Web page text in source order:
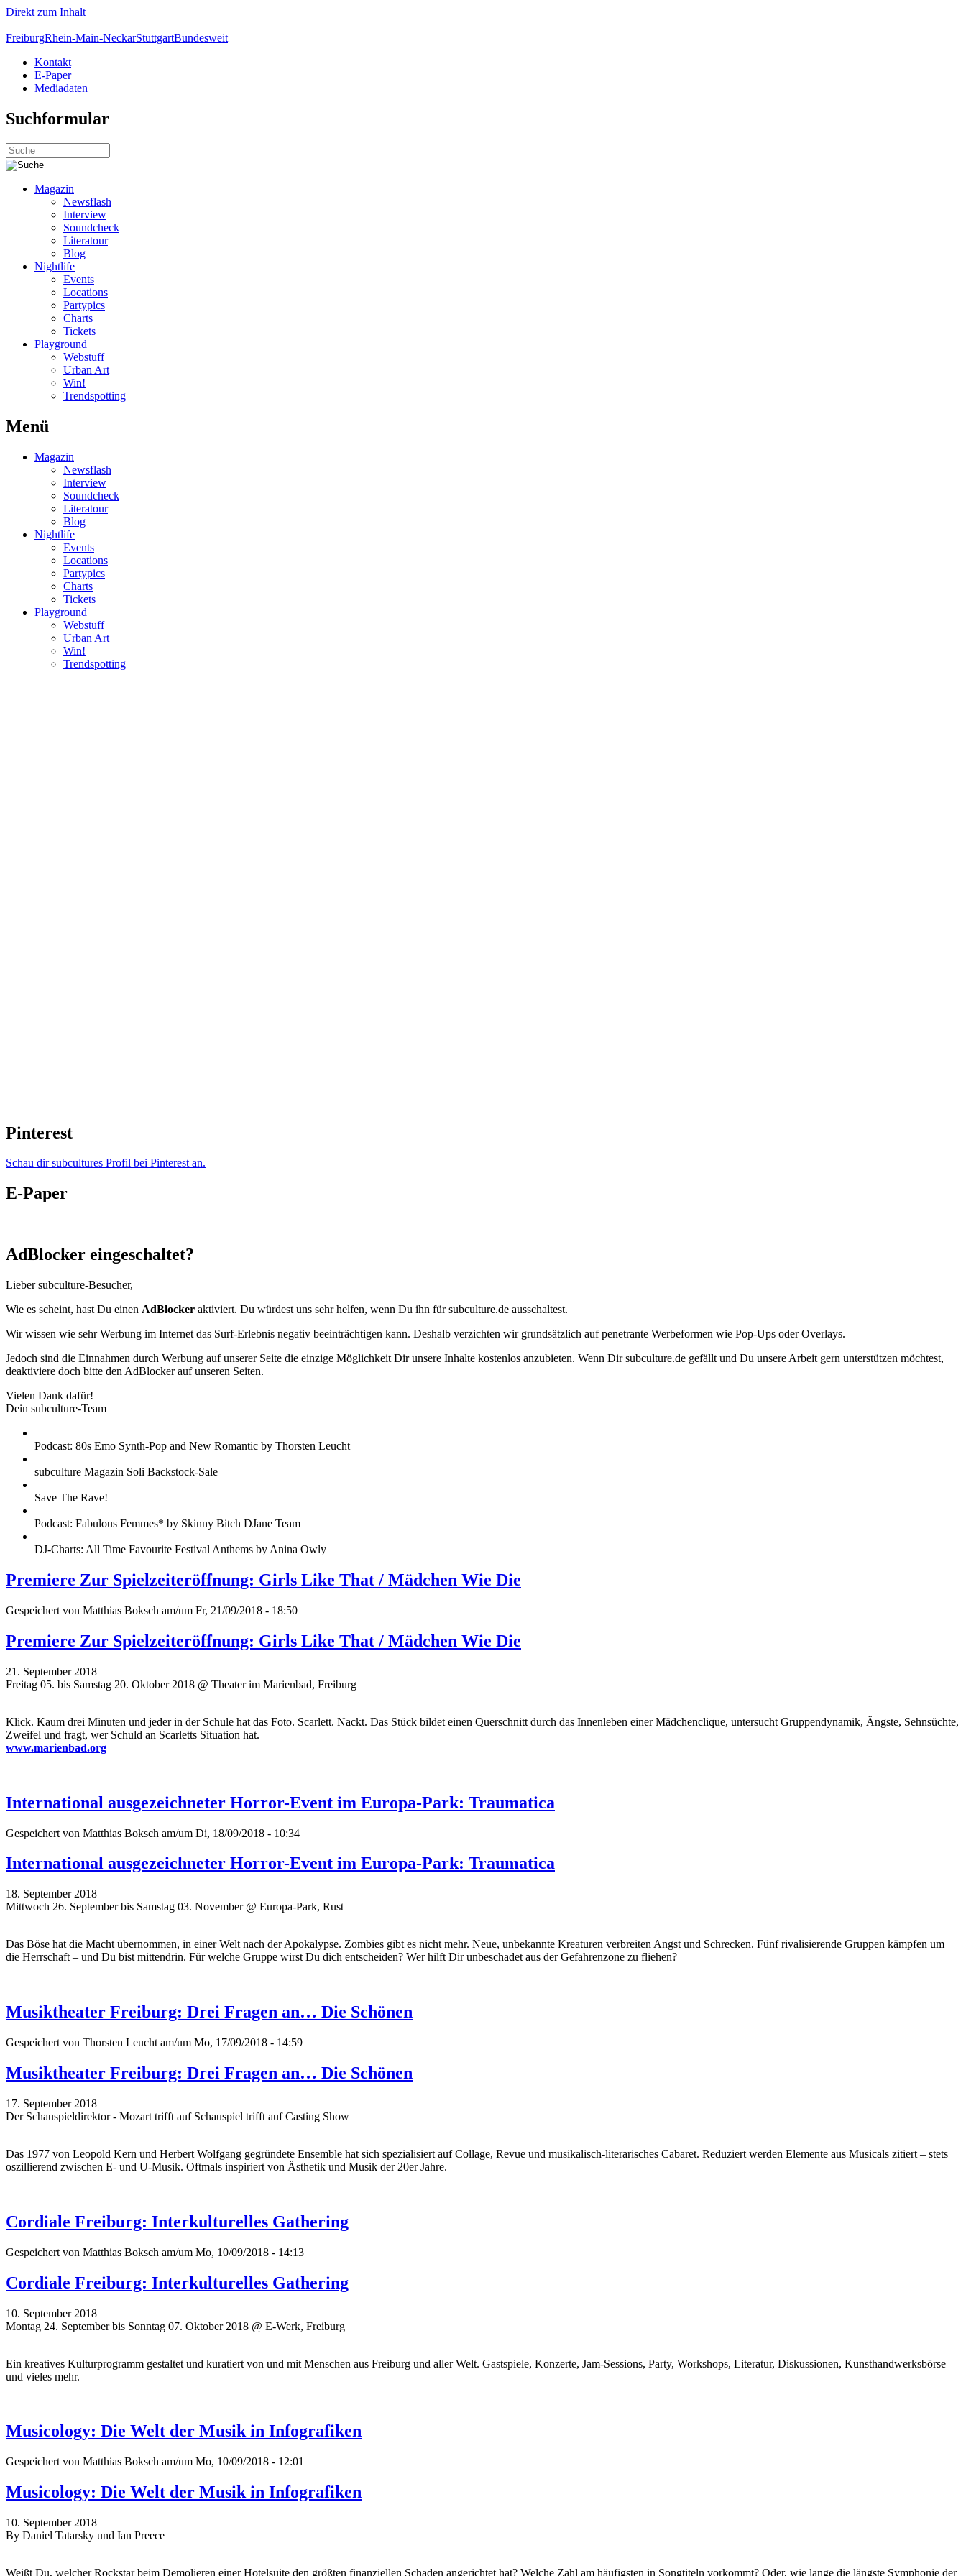
Direkt zum Inhalt
FreiburgRhein-Main-NeckarStuttgartBundesweit
Kontakt
E-Paper
Mediadaten
Suchformular
Magazin
Newsflash
Interview
Soundcheck
Literatour
Blog
Nightlife
Events
Locations
Partypics
Charts
Tickets
Playground
Webstuff
Urban Art
Win!
Trendspotting
Menü
Magazin
Newsflash
Interview
Soundcheck
Literatour
Blog
Nightlife
Events
Locations
Partypics
Charts
Tickets
Playground
Webstuff
Urban Art
Win!
Trendspotting
Pinterest
Schau dir subcultures Profil bei Pinterest an.
E-Paper
AdBlocker eingeschaltet?
Lieber subculture-Besucher,
Wie es scheint, hast Du einen AdBlocker aktiviert. Du würdest uns sehr helfen, wenn Du ihn für subculture.de ausschaltest.
Wir wissen wie sehr Werbung im Internet das Surf-Erlebnis negativ beeinträchtigen kann. Deshalb verzichten wir grundsätzlich auf penetrante Werbeformen wie Pop-Ups oder Overlays.
Jedoch sind die Einnahmen durch Werbung auf unserer Seite die einzige Möglichkeit Dir unsere Inhalte kostenlos anzubieten. Wenn Dir subculture.de gefällt und Du unsere Arbeit gern unterstützen möchtest,
deaktiviere doch bitte den AdBlocker auf unseren Seiten.
Vielen Dank dafür!
Dein subculture-Team
Podcast: 80s Emo Synth-Pop and New Romantic by Thorsten Leucht
subculture Magazin Soli Backstock-Sale
Save The Rave!
Podcast: Fabulous Femmes* by Skinny Bitch DJane Team
DJ-Charts: All Time Favourite Festival Anthems by Anina Owly
Premiere Zur Spielzeiteröffnung: Girls Like That / Mädchen Wie Die
Gespeichert von Matthias Boksch am/um Fr, 21/09/2018 - 18:50
Premiere Zur Spielzeiteröffnung: Girls Like That / Mädchen Wie Die
21. September 2018
Freitag 05. bis Samstag 20. Oktober 2018 @ Theater im Marienbad, Freiburg
Klick. Kaum drei Minuten und jeder in der Schule hat das Foto. Scarlett. Nackt. Das Stück bildet einen Querschnitt durch das Innenleben einer Mädchenclique, untersucht Gruppendynamik, Ängste, Sehnsüchte,
Zweifel und fragt, wer Schuld an Scarletts Situation hat.
www.marienbad.org
International ausgezeichneter Horror-Event im Europa-Park: Traumatica
Gespeichert von Matthias Boksch am/um Di, 18/09/2018 - 10:34
International ausgezeichneter Horror-Event im Europa-Park: Traumatica
18. September 2018
Mittwoch 26. September bis Samstag 03. November @ Europa-Park, Rust
Das Böse hat die Macht übernommen, in einer Welt nach der Apokalypse. Zombies gibt es nicht mehr. Neue, unbekannte Kreaturen verbreiten Angst und Schrecken. Fünf rivalisierende Gruppen kämpfen um
die Herrschaft – und Du bist mittendrin. Für welche Gruppe wirst Du dich entscheiden? Wer hilft Dir unbeschadet aus der Gefahrenzone zu fliehen?
Musiktheater Freiburg: Drei Fragen an… Die Schönen
Gespeichert von Thorsten Leucht am/um Mo, 17/09/2018 - 14:59
Musiktheater Freiburg: Drei Fragen an… Die Schönen
17. September 2018
Der Schauspieldirektor - Mozart trifft auf Schauspiel trifft auf Casting Show
Das 1977 von Leopold Kern und Herbert Wolfgang gegründete Ensemble hat sich spezialisiert auf Collage, Revue und musikalisch-literarisches Cabaret. Reduziert werden Elemente aus Musicals zitiert – stets
oszillierend zwischen E- und U-Musik. Oftmals inspiriert von Ästhetik und Musik der 20er Jahre.
Cordiale Freiburg: Interkulturelles Gathering
Gespeichert von Matthias Boksch am/um Mo, 10/09/2018 - 14:13
Cordiale Freiburg: Interkulturelles Gathering
10. September 2018
Montag 24. September bis Sonntag 07. Oktober 2018 @ E-Werk, Freiburg
Ein kreatives Kulturprogramm gestaltet und kuratiert von und mit Menschen aus Freiburg und aller Welt. Gastspiele, Konzerte, Jam-Sessions, Party, Workshops, Literatur, Diskussionen, Kunsthandwerksbörse
und vieles mehr.
Musicology: Die Welt der Musik in Infografiken
Gespeichert von Matthias Boksch am/um Mo, 10/09/2018 - 12:01
Musicology: Die Welt der Musik in Infografiken
10. September 2018
By Daniel Tatarsky und Ian Preece
Weißt Du, welcher Rockstar beim Demolieren einer Hotelsuite den größten finanziellen Schaden angerichtet hat? Welche Zahl am häufigsten in Songtiteln vorkommt? Oder, wie lange die längste Symphonie der